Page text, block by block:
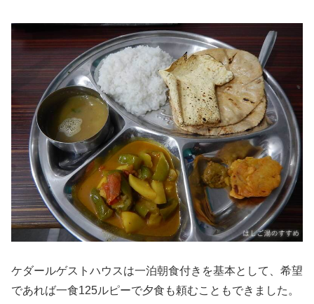
ケダールゲストハウスは一泊朝食付きを基本として、希望
であれば一食125ルピーで夕食も頼むこともできました。